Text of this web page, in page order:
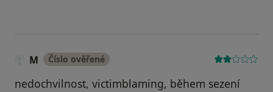
M Číslo ověřené
nedochvilnost, victimblaming, během sezení